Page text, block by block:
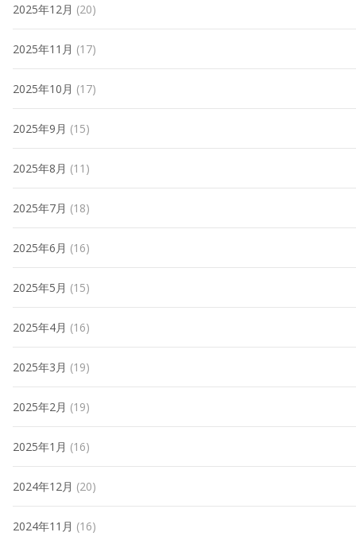
2025年12月 (20)
2025年11月 (17)
2025年10月 (17)
2025年9月 (15)
2025年8月 (11)
2025年7月 (18)
2025年6月 (16)
2025年5月 (15)
2025年4月 (16)
2025年3月 (19)
2025年2月 (19)
2025年1月 (16)
2024年12月 (20)
2024年11月 (16)